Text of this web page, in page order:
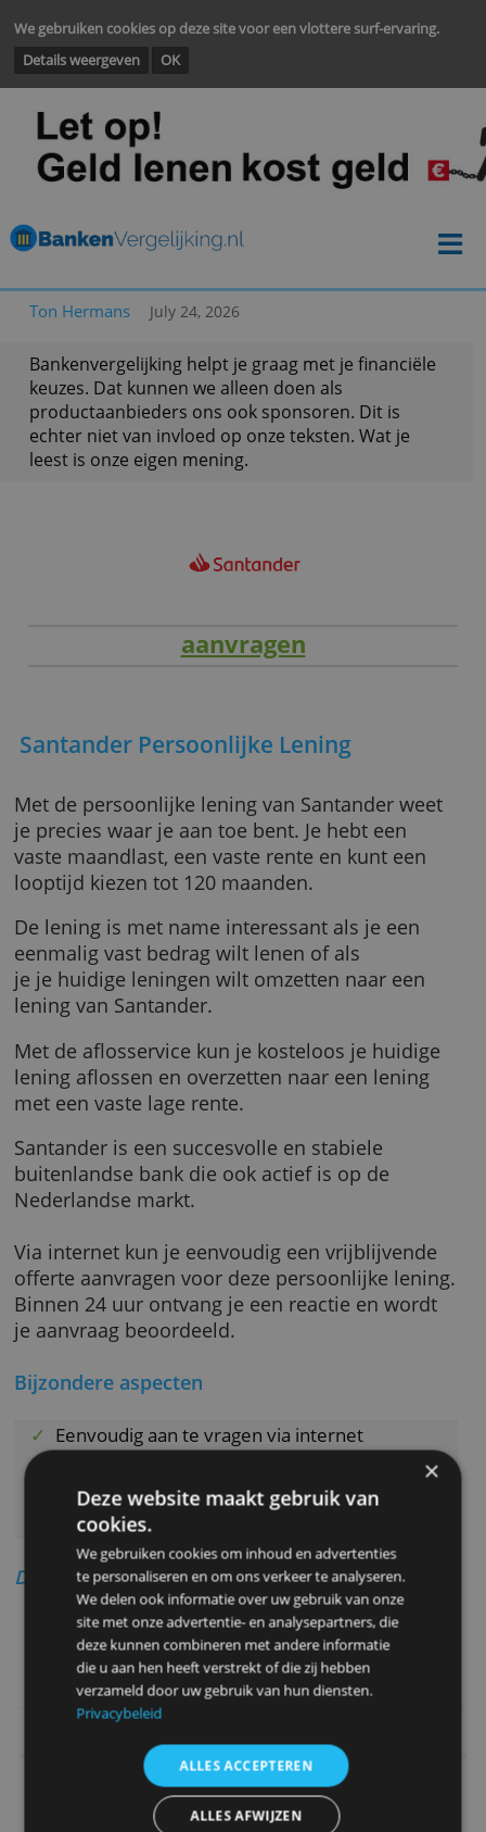
We gebruiken cookies op deze site voor een vlottere surf-
Details weergeven
Ton Hermans July 24, 2026
Bankenvergelijking helpt je graag met je
keuzes. Dat kunnen we alleen doen als
productaanbieders ons ook sponsoren. Dit is
aanvragen
Santander Persoonlijke Lening
Met de persoonlijke lening van Santander
je precies waar je aan toe bent. Je hebt een
vaste maandlast, een vaste rente en kunt een
looptijd kiezen tot 120 maanden.
De lening is met name interessant als je een
eenmalig vast bedrag wilt lenen of als
je je huidige leningen wilt omzetten naar een
lening van Santander.
Met de aflosservice kun je kosteloos je
met een vaste lage rente.
Santander is een succesvolle en stabiele
buitenlandse bank die ook actief is op de
Via internet kun je eenvoudig een
offerte aanvragen voor deze persoonlijke
Binnen 24 uur ontvang je een reactie en
je aanvraag beoordeeld.
Bijzondere aspecten
Eenvoudig aan te vragen via internet
Gratis aflosservice om je huidige leningen
voordelig over te zetten
Betrouwbare bank
Door Redactie Bankenvergelijking
Deze website maakt gebruik van
cookies.
We gebruiken cookies om inhoud en advertenties
te personaliseren en om ons verkeer te analyseren.
We delen ook informatie over uw gebruik van onze